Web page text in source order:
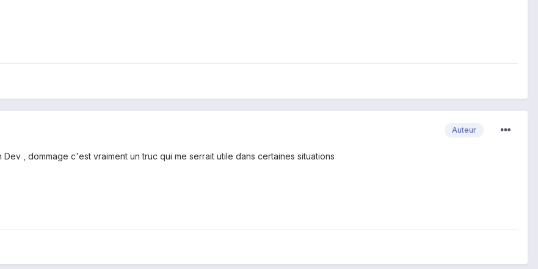
Auteur
, dommage c'est vraiment un truc qui me serrait utile dans certaines situations